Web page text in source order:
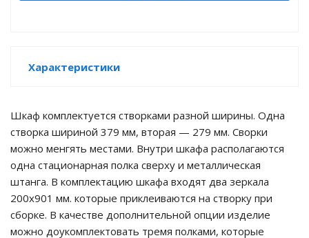
Характеристики
Шкаф комплектуется створками разной ширины. Одна
створка шириной 379 мм, вторая — 279 мм. Сворки
можно менгять местами. Внутри шкафа располагаются
одна стационарная полка сверху и металлическая
штанга. В комплектацию шкафа входят два зеркала
200х901 мм. которые приклеиваются на створку при
сборке. В качестве дополнительной опции изделие
можно доукомплектовать тремя полками, которые